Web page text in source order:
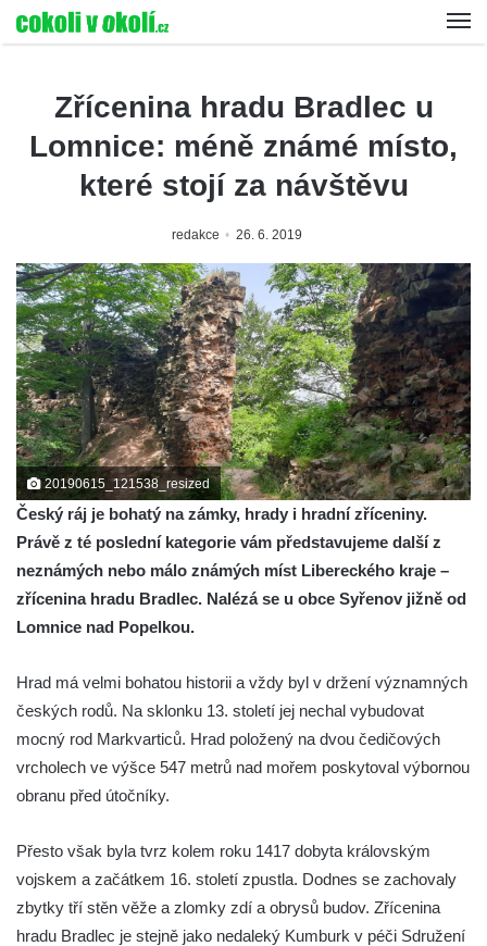
Zřícenina hradu Bradlec u
Lomnice: méně známé místo,
které stojí za návštěvu
redakce 26. 6. 2019
20190615_121538_resized
Český ráj je bohatý na zámky, hrady i hradní zříceniny.
Právě z té poslední kategorie vám představujeme další z
neznámých nebo málo známých míst Libereckého kraje –
zřícenina hradu Bradlec. Nalézá se u obce Syřenov jižně od
Lomnice nad Popelkou.
Hrad má velmi bohatou historii a vždy byl v držení významných
českých rodů. Na sklonku 13. století jej nechal vybudovat
mocný rod Markvarticů. Hrad položený na dvou čedičových
vrcholech ve výšce 547 metrů nad mořem poskytoval výbornou
obranu před útočníky.
Přesto však byla tvrz kolem roku 1417 dobyta královským
vojskem a začátkem 16. století zpustla. Dodnes se zachovaly
zbytky tří stěn věže a zlomky zdí a obrysů budov. Zřícenina
hradu Bradlec je stejně jako nedaleký Kumburk v péči Sdružení